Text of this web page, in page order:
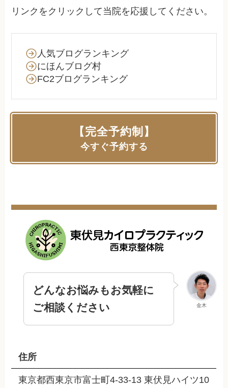
リンクをクリックして当院を応援してください。
人気ブログランキング
にほんブログ村
FC2ブログランキング
【完全予約制】
今すぐ予約する
金木
どんなお悩みもお気軽に
ご相談ください
住所
東京都西東京市富士町4-33-13 東伏見ハイツ10